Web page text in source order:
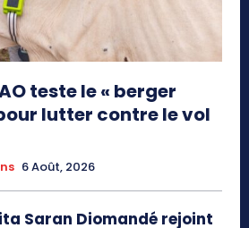
teste le « berger
lutter contre le vol
6 Août, 2026
Saran Diomandé rejoint